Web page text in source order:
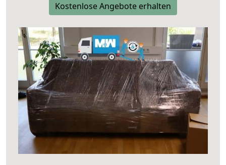
Kostenlose Angebote erhalten